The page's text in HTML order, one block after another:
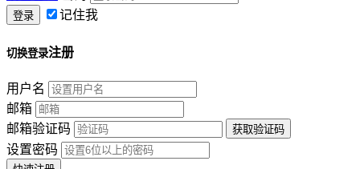
记住我
切换登录注册
用户名
邮箱
邮箱验证码
设置密码